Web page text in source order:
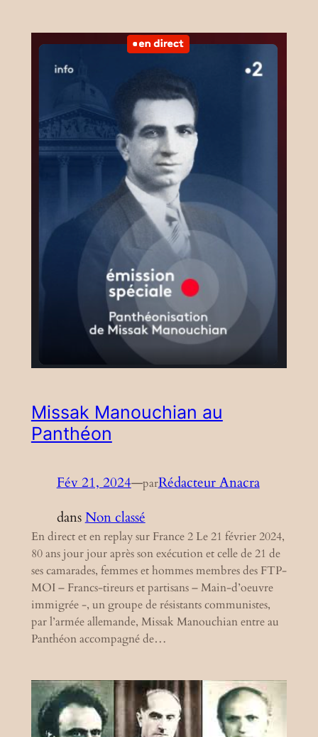
Missak Manouchian au
Panthéon
Fév 21, 2024—parRédacteur Anacra
dansNon classé
En direct et en replay sur France 2 Le 21 février 2024,
80 ans jour jour après son exécution et celle de 21 de
ses camarades, femmes et hommes membres des FTP-
MOI – Francs-tireurs et partisans – Main-d’oeuvre
immigrée -, un groupe de résistants communistes,
par l’armée allemande, Missak Manouchian entre au
Panthéon accompagné de…